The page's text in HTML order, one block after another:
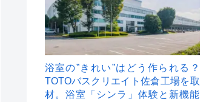
浴室の”きれい”はどう作られる？
TOTOバスクリエイト佐倉工場を取
材。浴室「シンラ」体験と新機能